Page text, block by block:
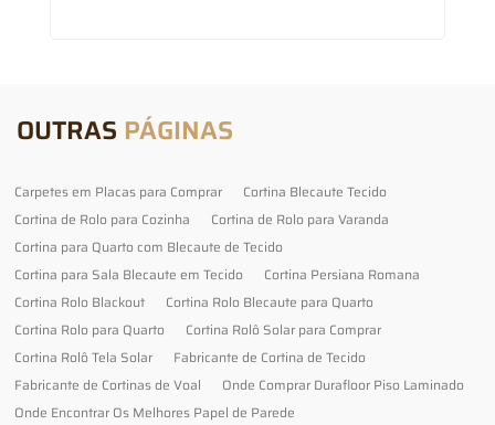
OUTRAS PÁGINAS
Carpetes em Placas para Comprar
Cortina Blecaute Tecido
Cortina de Rolo para Cozinha
Cortina de Rolo para Varanda
Cortina para Quarto com Blecaute de Tecido
Cortina para Sala Blecaute em Tecido
Cortina Persiana Romana
Cortina Rolo Blackout
Cortina Rolo Blecaute para Quarto
Cortina Rolo para Quarto
Cortina Rolô Solar para Comprar
Cortina Rolô Tela Solar
Fabricante de Cortina de Tecido
Fabricante de Cortinas de Voal
Onde Comprar Durafloor Piso Laminado
Onde Encontrar Os Melhores Papel de Parede